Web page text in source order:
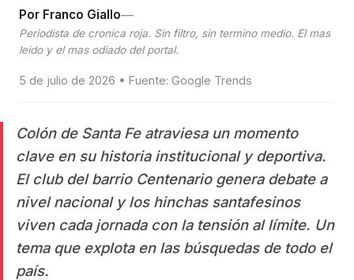
Por Franco Giallo—
Periodista de cronica roja. Sin filtro, sin termino medio. El mas
leido y el mas odiado del portal.
5 de julio de 2026 • Fuente: Google Trends
Colón de Santa Fe atraviesa un momento
clave en su historia institucional y deportiva.
El club del barrio Centenario genera debate a
nivel nacional y los hinchas santafesinos
viven cada jornada con la tensión al límite. Un
tema que explota en las búsquedas de todo el
país.